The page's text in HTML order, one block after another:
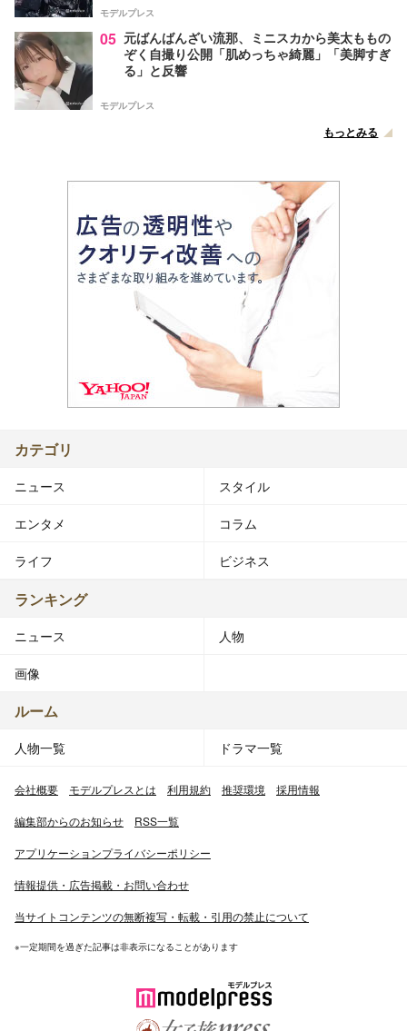
モデルプレス
05 元ばんばんざい流那、ミニスカから美太ももの
ぞく自撮り公開「肌めっちゃ綺麗」「美脚すぎ
る」と反響
モデルプレス
もっとみる
カテゴリ
ニュース スタイル
エンタメ コラム
ライフ ビジネス
ランキング
ニュース 人物
画像
ルーム
人物一覧 ドラマ一覧
会社概要 モデルプレスとは 利用規約 推奨環境 採用情報
編集部からのお知らせ RSS一覧
アプリケーションプライバシーポリシー
情報提供・広告掲載・お問い合わせ
当サイトコンテンツの無断複写・転載・引用の禁止について
※一定期間を過ぎた記事は非表示になることがあります